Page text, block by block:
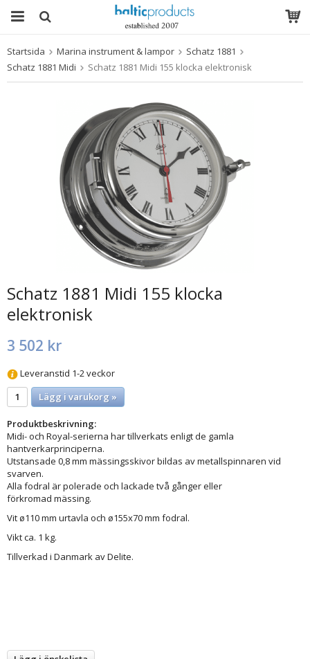
Produkten har blivit tillagd i varukorgen
Startsida Marina instrument & lampor
Schatz 1881
Schatz 1881 Midi
Schatz 1881 Midi 155 klocka elektronisk
Schatz 1881 Midi 155 klocka
elektronisk
3 502 kr
Leveranstid 1-2 veckor
Lägg i varukorg »
Produktbeskrivning:
Midi- och Royal-serierna har tillverkats enligt de gamla
hantverkarprinciperna.
Utstansade 0,8 mm mässingsskivor bildas av metallspinnaren vid
svarven.
Alla fodral är polerade och lackade två gånger eller
förkromad mässing.
Vit ø110 mm urtavla och ø155x70 mm fodral.
Vikt ca. 1 kg.
Tillverkad i Danmark av Delite.